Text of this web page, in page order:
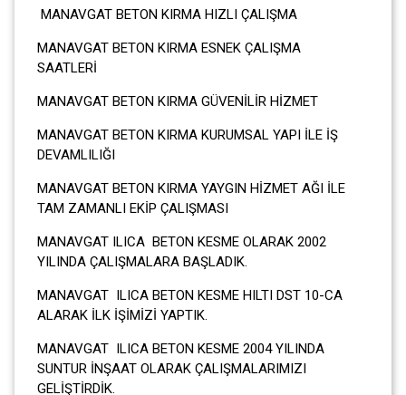
MANAVGAT BETON KIRMA HIZLI ÇALIŞMA
MANAVGAT BETON KIRMA ESNEK ÇALIŞMA
SAATLERİ
MANAVGAT BETON KIRMA GÜVENİLİR HİZMET
MANAVGAT BETON KIRMA KURUMSAL YAPI İLE İŞ
DEVAMLILIĞI
MANAVGAT BETON KIRMA YAYGIN HİZMET AĞI İLE
TAM ZAMANLI EKİP ÇALIŞMASI
MANAVGAT ILICA BETON KESME OLARAK 2002
YILINDA ÇALIŞMALARA BAŞLADIK.
MANAVGAT ILICA BETON KESME HILTI DST 10-CA
ALARAK İLK İŞİMİZİ YAPTIK.
MANAVGAT ILICA BETON KESME 2004 YILINDA
SUNTUR İNŞAAT OLARAK ÇALIŞMALARIMIZI
GELİŞTİRDİK.